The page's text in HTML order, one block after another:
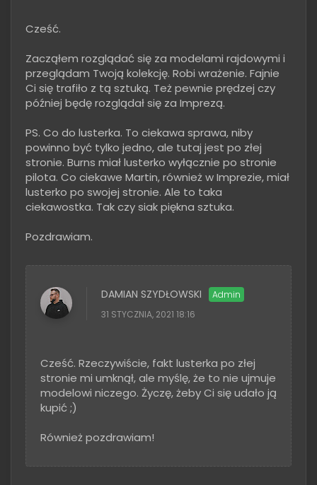
Cześć.
Zacząłem rozglądać się za modelami rajdowymi i
przeglądam Twoją kolekcję. Robi wrażenie. Fajnie
Ci się trafiło z tą sztuką. Też pewnie prędzej czy
później będę rozglądał się za Imprezą.
PS. Co do lusterka. To ciekawa sprawa, niby
powinno być tylko jedno, ale tutaj jest po złej
stronie. Burns miał lusterko wyłącznie po stronie
pilota. Co ciekawe Martin, również w Imprezie, miał
lusterko po swojej stronie. Ale to taka
ciekawostka. Tak czy siak piękna sztuka.
Pozdrawiam.
DAMIAN SZYDŁOWSKI
31 STYCZNIA, 2021 18:16
Cześć. Rzeczywiście, fakt lusterka po złej
stronie mi umknął, ale myślę, że to nie ujmuje
modelowi niczego. Życzę, żeby Ci się udało ją
kupić ;)
Również pozdrawiam!